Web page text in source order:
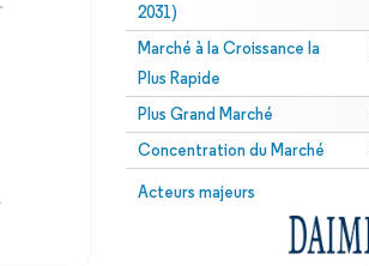
2031)
Marché à la Croissance la
Plus Rapide
Plus Grand Marché
Concentration du Marché
Acteurs majeurs
Image © Mordor Intelligence. La
réutilisation nécessite une attribution sous CC BY 4.0.